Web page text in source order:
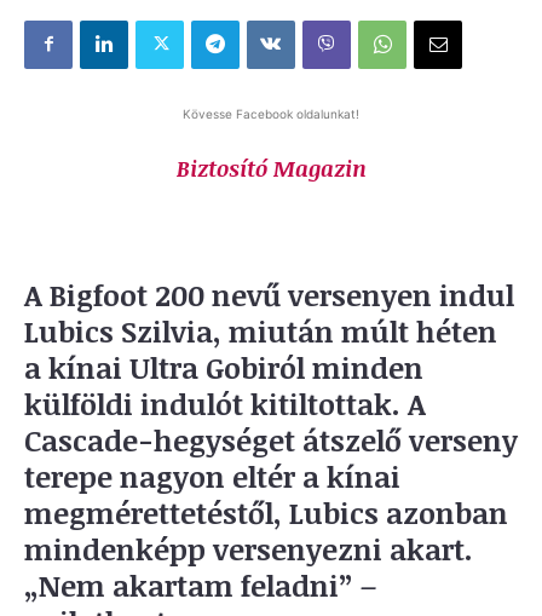
Kövesse Facebook oldalunkat!
Biztosító Magazin
A Bigfoot 200 nevű versenyen indul
Lubics Szilvia, miután múlt héten
a kínai Ultra Gobiról minden
külföldi indulót kitiltottak. A
Cascade-hegységet átszelő verseny
terepe nagyon eltér a kínai
megmérettetéstől, Lubics azonban
mindenképp versenyezni akart.
„Nem akartam feladni” –